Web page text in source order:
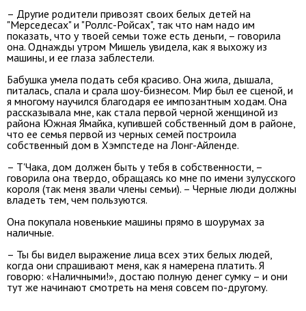
– Другие родители привозят своих белых детей на
"Мерседесах" и "Роллс-Ройсах", так что нам надо им
показать, что у твоей семьи тоже есть деньги, – говорила
она. Однажды утром Мишель увидела, как я выхожу из
машины, и ее глаза заблестели.
Бабушка умела подать себя красиво. Она жила, дышала,
питалась, спала и срала шоу-бизнесом. Мир был ее сценой, и
я многому научился благодаря ее импозантным ходам. Она
рассказывала мне, как стала первой черной женщиной из
района Южная Ямайка, купившей собственный дом в районе,
что ее семья первой из черных семей построила
собственный дом в Хэмпстеде на Лонг-Айленде.
– Т'Чака, дом должен быть у тебя в собственности, –
говорила она твердо, обращаясь ко мне по имени зулусского
короля (так меня звали члены семьи). – Черные люди должны
владеть тем, чем пользуются.
Она покупала новенькие машины прямо в шоурумах за
наличные.
– Ты бы видел выражение лица всех этих белых людей,
когда они спрашивают меня, как я намерена платить. Я
говорю: «Наличными!», достаю полную денег сумку – и они
тут же начинают смотреть на меня совсем по-другому.